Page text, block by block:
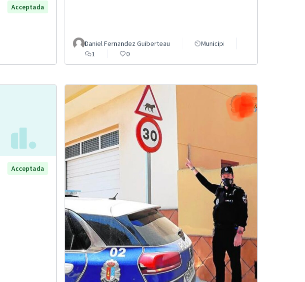
Acceptada
Daniel Fernandez Guiberteau
Municipi
1
0
Acceptada